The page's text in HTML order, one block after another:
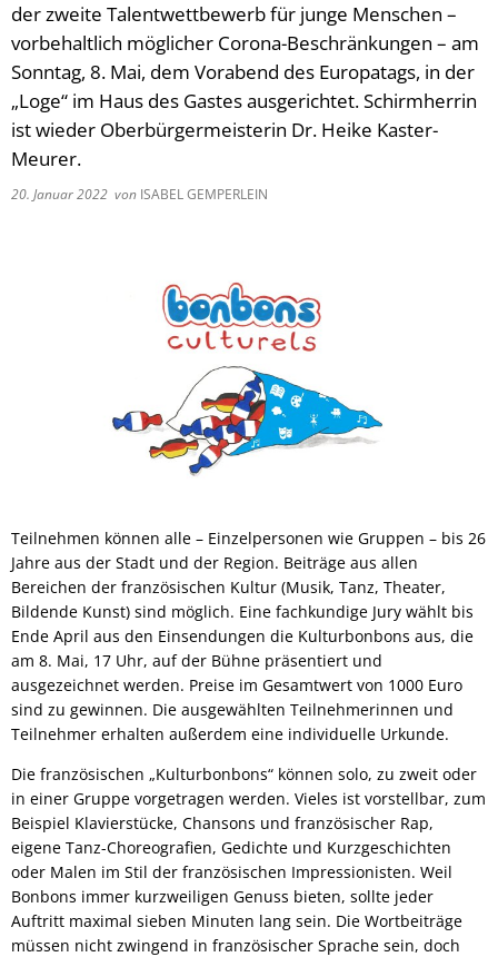
der zweite Talentwettbewerb für junge Menschen –
vorbehaltlich möglicher Corona-Beschränkungen – am
Sonntag, 8. Mai, dem Vorabend des Europatags, in der
„Loge“ im Haus des Gastes ausgerichtet. Schirmherrin
ist wieder Oberbürgermeisterin Dr. Heike Kaster-
Meurer.
20. Januar 2022 von ISABEL GEMPERLEIN
Teilnehmen können alle – Einzelpersonen wie Gruppen – bis 26
Jahre aus der Stadt und der Region. Beiträge aus allen
Bereichen der französischen Kultur (Musik, Tanz, Theater,
Bildende Kunst) sind möglich. Eine fachkundige Jury wählt bis
Ende April aus den Einsendungen die Kulturbonbons aus, die
am 8. Mai, 17 Uhr, auf der Bühne präsentiert und
ausgezeichnet werden. Preise im Gesamtwert von 1000 Euro
sind zu gewinnen. Die ausgewählten Teilnehmerinnen und
Teilnehmer erhalten außerdem eine individuelle Urkunde.
Die französischen „Kulturbonbons“ können solo, zu zweit oder
in einer Gruppe vorgetragen werden. Vieles ist vorstellbar, zum
Beispiel Klavierstücke, Chansons und französischer Rap,
eigene Tanz-Choreografien, Gedichte und Kurzgeschichten
oder Malen im Stil der französischen Impressionisten. Weil
Bonbons immer kurzweiligen Genuss bieten, sollte jeder
Auftritt maximal sieben Minuten lang sein. Die Wortbeiträge
müssen nicht zwingend in französischer Sprache sein, doch